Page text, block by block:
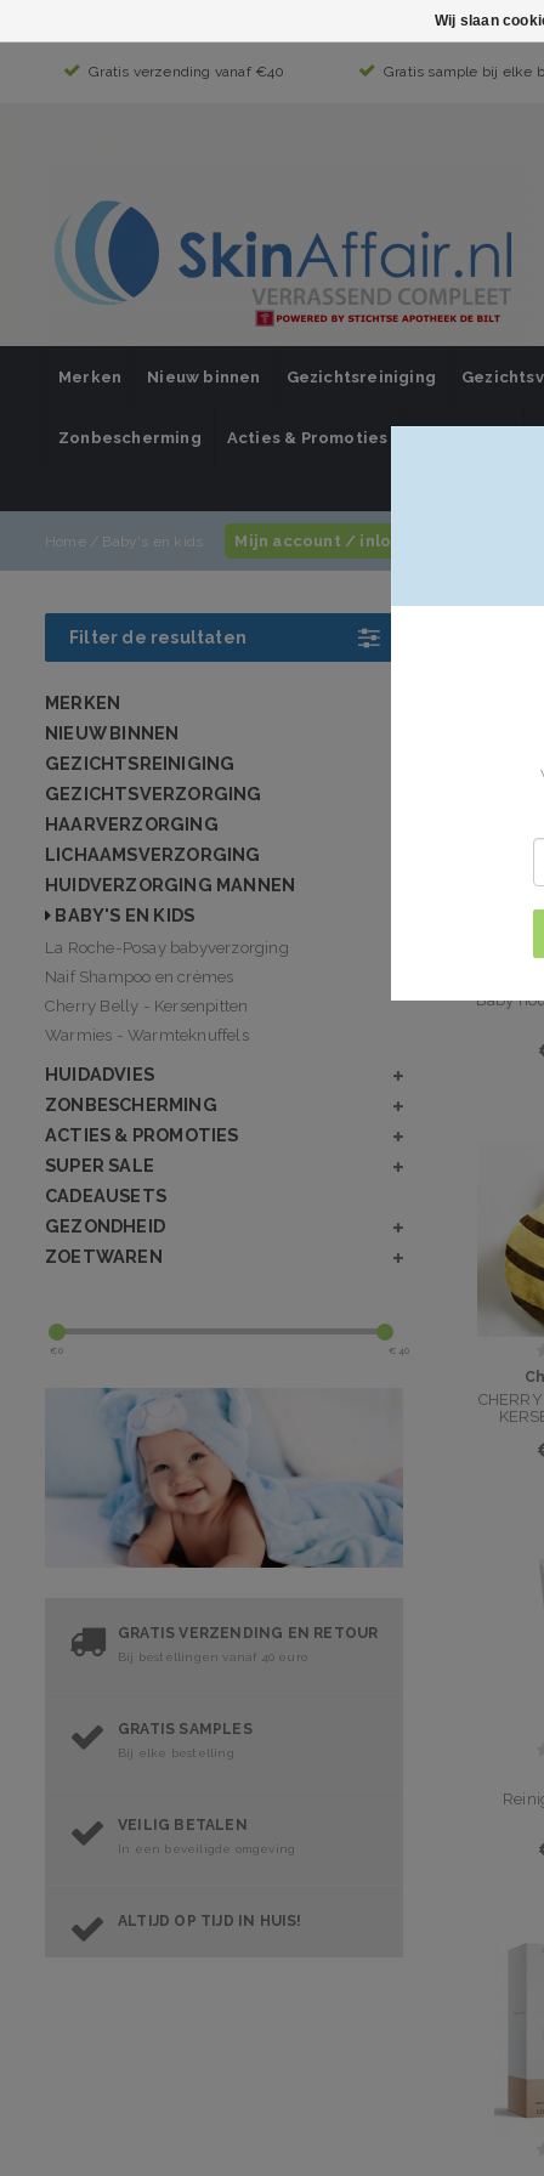
Gratis verzending vanaf €40 Gratis sample bij elke
Merken Nieuw binnen Gezichtsreiniging
Zonbescherming Acties & Promoties
Home/ Baby's en kids Mijn account / inloggen
Filter de resultaten
MERKEN
NIEUW BINNEN
GEZICHTSREINIGING
GEZICHTSVERZORGING
HAARVERZORGING
LICHAAMSVERZORGING
HUIDVERZORGING MANNEN
BABY'S EN KIDS
La Roche-Posay babyverzorging
Naif Shampoo en crèmes
Cherry Belly - Kersenpitten
Warmies - Warmteknuffels
HUIDADVIES
ZONBESCHERMING
ACTIES & PROMOTIES
SUPER SALE
CADEAUSETS
GEZONDHEID
ZOETWAREN
€0 € 40
GRATIS VERZENDING EN RETOUR
Bij bestellingen vanaf 40 euro
GRATIS SAMPLES
Bij elke bestelling
VEILIG BETALEN
In een beveiligde omgeving
ALTIJD OP TIJD IN HUIS!
Baby
Wij slaan